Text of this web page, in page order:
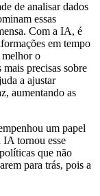
de analisar dados
essas
Com a IA, é
em tempo
melhor o
precisas sobre
a ajustar
aumentando as
um papel
IA tornou esse
que não
para trás, pois a